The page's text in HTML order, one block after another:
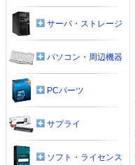
サーバ・ストレージ
パソコン・周辺機器
PCパーツ
サプライ
ソフト・ライセンス